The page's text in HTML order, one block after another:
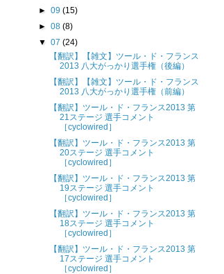
►09(15)
►08(8)
▼07(24)
【翻訳】【雑文】ツール・ド・フランス
2013 八大がっかり選手権（後編）
【翻訳】【雑文】ツール・ド・フランス
2013 八大がっかり選手権（前編）
【翻訳】ツール・ド・フランス2013 第
21ステージ 選手コメント
［cyclowired］
【翻訳】ツール・ド・フランス2013 第
20ステージ 選手コメント
［cyclowired］
【翻訳】ツール・ド・フランス2013 第
19ステージ 選手コメント
［cyclowired］
【翻訳】ツール・ド・フランス2013 第
18ステージ 選手コメント
［cyclowired］
【翻訳】ツール・ド・フランス2013 第
17ステージ 選手コメント
［cyclowired］